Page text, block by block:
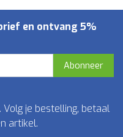
en ontvang 5%
Abonneer
Volg je bestelling, betaal
artikel.